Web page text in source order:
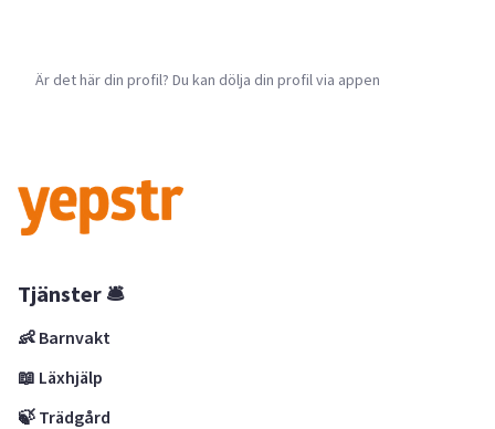
Är det här din profil? Du kan dölja din profil via appen
Tjänster 🛎
👶 Barnvakt
📖 Läxhjälp
🍃 Trädgård